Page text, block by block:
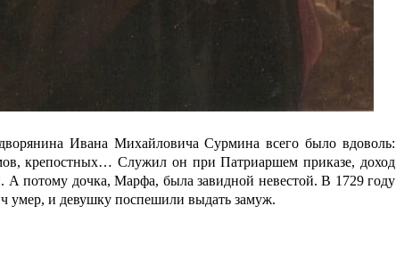
Ивана Михайловича Сурмина всего было вдоволь:
крепостных… Служил он при Патриаршем приказе, доход
А потому дочка, Марфа, была завидной невестой. В 1729 году
умер, и девушку поспешили выдать замуж.